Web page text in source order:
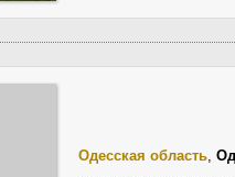
Одесская область,